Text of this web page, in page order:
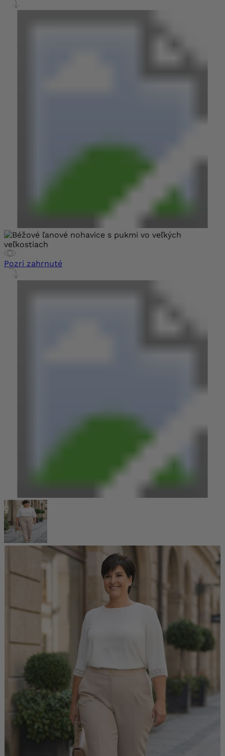
Pozri zahrnuté